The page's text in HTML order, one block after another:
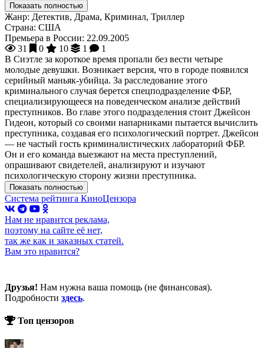
Показать полностью
Жанр: Детектив, Драма, Криминал, Триллер
Страна: США
Премьера в России: 22.09.2005
31
0 10 1
1
В Сиэтле за короткое время пропали без вести четыре
молодые девушки. Возникает версия, что в городе появился
серийный маньяк-убийца. За расследование этого
криминального случая берется спецподразделение ФБР,
специализирующееся на поведенческом анализе действий
преступников. Во главе этого подразделения стоит Джейсон
Гидеон, который со своими напарниками пытается вычислить
преступника, создавая его психологический портрет. Джейсон
— не частый гость криминалистических лабораторий ФБР.
Он и его команда выезжают на места преступлений,
опрашивают свидетелей, анализируют и изучают
психологическую сторону жизни преступника.
Показать полностью
Система рейтинга КиноЦензора
Нам не нравится реклама,
поэтому на сайте её нет,
так же как и заказных статей.
Вам это нравится?
Друзья! Нам нужна ваша помощь (не финансовая).
Подробности здесь.
Топ цензоров